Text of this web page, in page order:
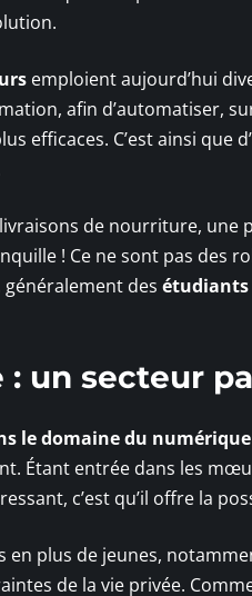
emploient aujourd’hui
afin d’automatiser,
efficaces. C’est ainsi que
de nourriture,
! Ce ne sont pas des
des étudiants
: un secteur
le domaine du numérique
Étant entrée dans les
c’est qu’il offre la
en plus de jeunes,
de la vie privée.